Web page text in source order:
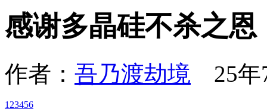
感谢多晶硅不杀之恩
作者： 吾乃渡劫境 25年
1 23456